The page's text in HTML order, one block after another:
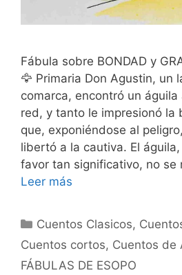
Fábula sobre BONDAD y
🦅 Primaria Don Agustin, un
comarca, encontró un
red, y tanto le impresionó la
que, exponiéndose al
libertó a la cautiva. El
favor tan significativo, no
Leer más
Categorías
Cuentos Clasicos,
Cuentos cortos, Cuentos de
FÁBULAS DE ESOPO